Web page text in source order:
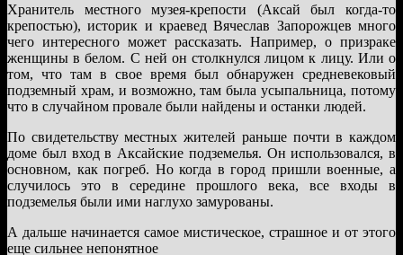
Хранитель местного музея-крепости (Аксай был когда-то
крепостью), историк и краевед Вячеслав Запорожцев много
чего интересного может рассказать. Например, о призраке
женщины в белом. С ней он столкнулся лицом к лицу. Или о
том, что там в свое время был обнаружен средневековый
подземный храм, и возможно, там была усыпальница, потому
что в случайном провале были найдены и останки людей.
По свидетельству местных жителей раньше почти в каждом
доме был вход в Аксайские подземелья. Он использовался, в
основном, как погреб. Но когда в город пришли военные, а
случилось это в середине прошлого века, все входы в
подземелья были ими наглухо замурованы.
А дальше начинается самое мистическое, страшное и от этого
еще сильнее непонятное